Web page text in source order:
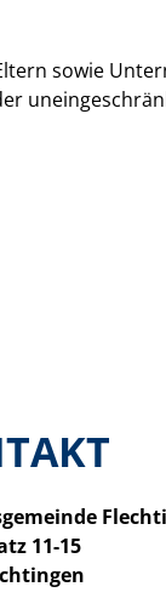
sowie
11-15